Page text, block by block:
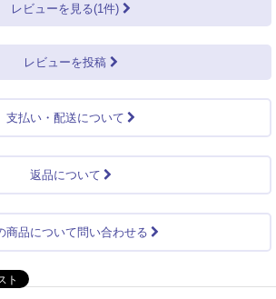
レビューを見る(1件)
レビューを投稿
支払い・配送について
返品について
商品について問い合わせる